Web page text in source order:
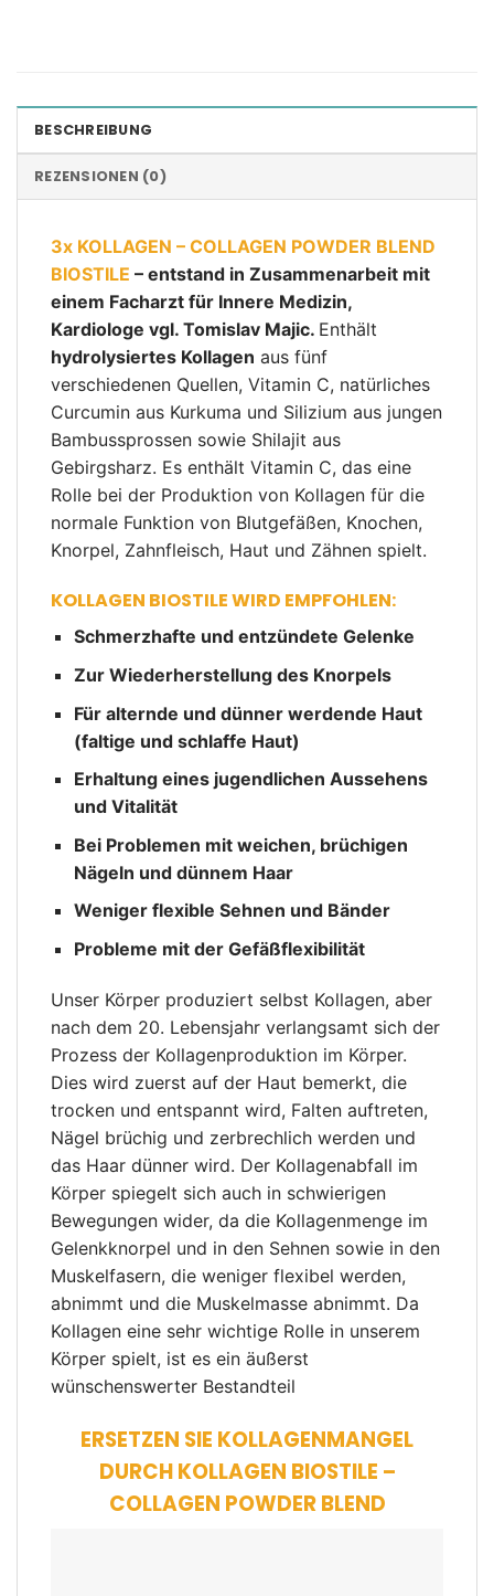
BESCHREIBUNG
REZENSIONEN (0)
3x KOLLAGEN – COLLAGEN POWDER BLEND
BIOSTILE – entstand in Zusammenarbeit mit
einem Facharzt für Innere Medizin,
Kardiologe vgl. Tomislav Majic. Enthält
hydrolysiertes Kollagen aus fünf
verschiedenen Quellen, Vitamin C, natürliches
Curcumin aus Kurkuma und Silizium aus jungen
Bambussprossen sowie Shilajit aus
Gebirgsharz. Es enthält Vitamin C, das eine
Rolle bei der Produktion von Kollagen für die
normale Funktion von Blutgefäßen, Knochen,
Knorpel, Zahnfleisch, Haut und Zähnen spielt.
KOLLAGEN BIOSTILE WIRD EMPFOHLEN:
Schmerzhafte und entzündete Gelenke
Zur Wiederherstellung des Knorpels
Für alternde und dünner werdende Haut
(faltige und schlaffe Haut)
Erhaltung eines jugendlichen Aussehens
und Vitalität
Bei Problemen mit weichen, brüchigen
Nägeln und dünnem Haar
Weniger flexible Sehnen und Bänder
Probleme mit der Gefäßflexibilität
Unser Körper produziert selbst Kollagen, aber
nach dem 20. Lebensjahr verlangsamt sich der
Prozess der Kollagenproduktion im Körper.
Dies wird zuerst auf der Haut bemerkt, die
trocken und entspannt wird, Falten auftreten,
Nägel brüchig und zerbrechlich werden und
das Haar dünner wird. Der Kollagenabfall im
Körper spiegelt sich auch in schwierigen
Bewegungen wider, da die Kollagenmenge im
Gelenkknorpel und in den Sehnen sowie in den
Muskelfasern, die weniger flexibel werden,
abnimmt und die Muskelmasse abnimmt. Da
Kollagen eine sehr wichtige Rolle in unserem
Körper spielt, ist es ein äußerst
wünschenswerter Bestandteil
ERSETZEN SIE KOLLAGENMANGEL
DURCH KOLLAGEN BIOSTILE –
COLLAGEN POWDER BLEND